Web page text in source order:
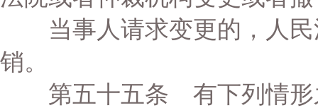
当事人请求变更的，人民
销。
第五十五条 有下列情形